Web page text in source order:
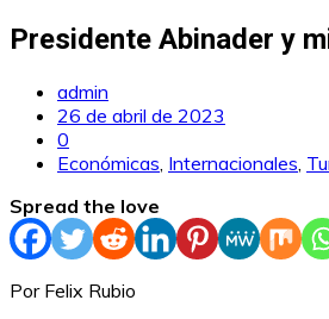
Presidente Abinader y
admin
26 de abril de 2023
0
Económicas Internacionales
Spread the love
Por Felix Rubio